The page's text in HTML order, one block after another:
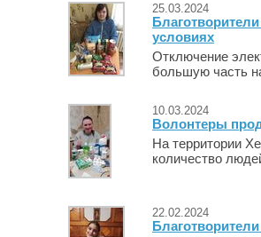
25.03.2024
условиях
Отключение
большую часть
10.03.2024
Волонтеры
На территории
количество
22.02.2024